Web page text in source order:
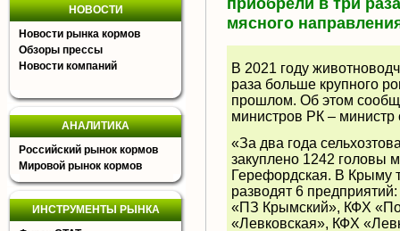
НОВОСТИ
Новости рынка кормов
Обзоры прессы
Новости компаний
АНАЛИТИКА
Российский рынок кормов
Мировой рынок кормов
ИНСТРУМЕНТЫ РЫНКА
мясного
В 2021 году
раза больше крупного
прошлом. Об этом
министров РК –
«За два года
закуплено 1242 головы
Герефордская. В Крыму
разводят 6
«ПЗ Крымский», КФХ
«Левковская», КФХ